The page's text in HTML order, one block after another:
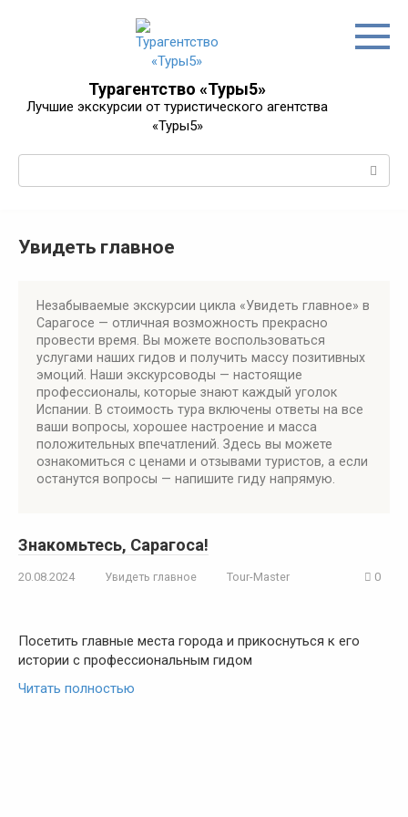
Турагентство «Туры5»
Лучшие экскурсии от туристического агентства
«Туры5»
Увидеть главное
Незабываемые экскурсии цикла «Увидеть главное» в
Сарагосе — отличная возможность прекрасно
провести время. Вы можете воспользоваться
услугами наших гидов и получить массу позитивных
эмоций. Наши экскурсоводы — настоящие
профессионалы, которые знают каждый уголок
Испании. В стоимость тура включены ответы на все
ваши вопросы, хорошее настроение и масса
положительных впечатлений. Здесь вы можете
ознакомиться с ценами и отзывами туристов, а если
останутся вопросы — напишите гиду напрямую.
Знакомьтесь, Сарагоса!
20.08.2024 Увидеть главное Tour-Master 0
Посетить главные места города и прикоснуться к его
истории с профессиональным гидом
Читать полностью